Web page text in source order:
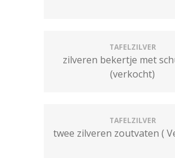
TAFELZILVER
zilveren bekertje met
(verkocht)
TAFELZILVER
twee zilveren zoutvaten (